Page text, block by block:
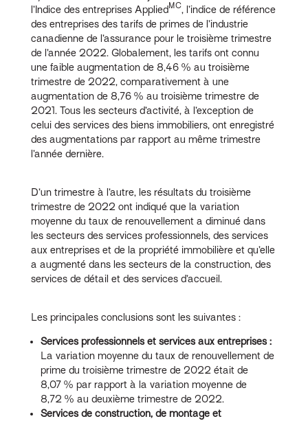
l’Indice des entreprises Applied MC, l’indice de référence
des entreprises des tarifs de primes de l’industrie
canadienne de l’assurance pour le troisième trimestre
de l’année 2022. Globalement, les tarifs ont connu
une faible augmentation de 8,46 % au troisième
trimestre de 2022, comparativement à une
augmentation de 8,76 % au troisième trimestre de
2021. Tous les secteurs d’activité, à l’exception de
celui des services des biens immobiliers, ont enregistré
des augmentations par rapport au même trimestre
l’année dernière.
D’un trimestre à l’autre, les résultats du troisième
trimestre de 2022 ont indiqué que la variation
moyenne du taux de renouvellement a diminué dans
les secteurs des services professionnels, des services
aux entreprises et de la propriété immobilière et qu’elle
a augmenté dans les secteurs de la construction, des
services de détail et des services d’accueil.
Les principales conclusions sont les suivantes :
Services professionnels et services aux entreprises :
La variation moyenne du taux de renouvellement de
prime du troisième trimestre de 2022 était de
8,07 % par rapport à la variation moyenne de
8,72 % au deuxième trimestre de 2022.
Services de construction, de montage et